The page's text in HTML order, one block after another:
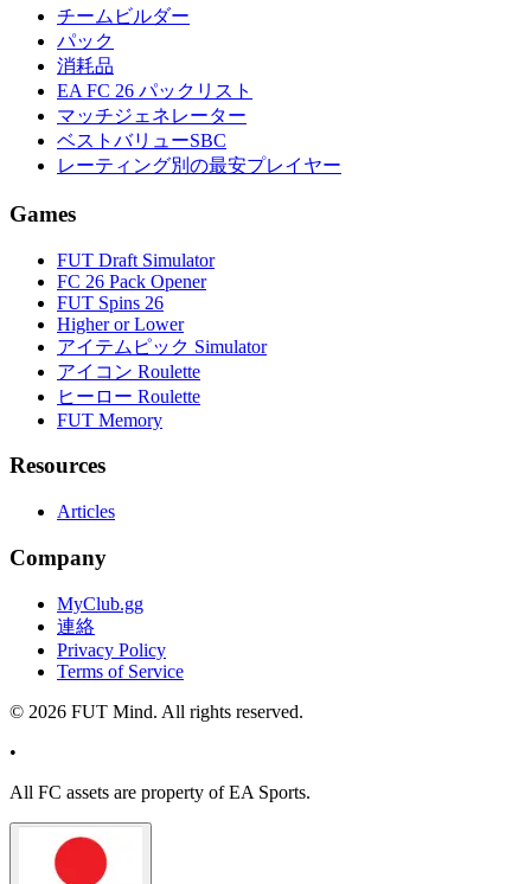
チームビルダー
パック
消耗品
EA FC 26 パックリスト
マッチジェネレーター
ベストバリューSBC
レーティング別の最安プレイヤー
Games
FUT Draft Simulator
FC 26 Pack Opener
FUT Spins 26
Higher or Lower
アイテムピック Simulator
アイコン Roulette
ヒーロー Roulette
FUT Memory
Resources
Articles
Company
MyClub.gg
連絡
Privacy Policy
Terms of Service
© 2026 FUT Mind. All rights reserved.
•
All FC assets are property of EA Sports.